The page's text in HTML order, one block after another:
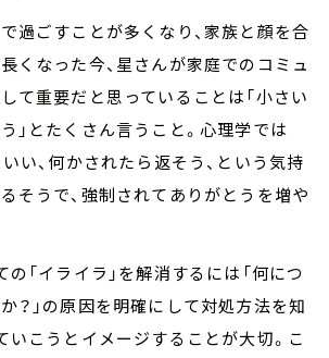
過ごすことが多くなり、家族と顔を合
くなった今、星さんが家庭でのコミュ
て重要だと思っていることは「小さい
」とたくさん言うこと。心理学では
いい、何かされたら返そう、という気持
そうで、強制されてありがとうを増や
の「イライラ」を解消するには「何につ
？」の原因を明確にして対処方法を知
いこうとイメージすることが大切。こ